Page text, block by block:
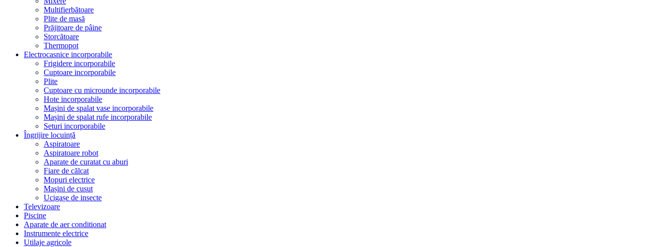
Multifierbătoare
Plite de masă
Prăjitoare de pâine
Storcătoare
Thermopot
Electrocasnice incorporabile
Frigidere incorporabile
Cuptoare incorporabile
Plite
Cuptoare cu microunde incorporabile
Hote incorporabile
Mașini de spalat vase incorporabile
Mașini de spalat rufe incorporabile
Seturi incorporabile
Îngrijire locuință
Aspiratoare
Aspiratoare robot
Aparate de curatat cu aburi
Fiare de călcat
Mopuri electrice
Mașini de cusut
Ucigașe de insecte
Televizoare
Piscine
Aparate de aer conditionat
Instrumente electrice
Utilaje agricole